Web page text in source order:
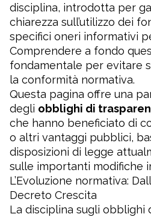
disciplina, introdotta per
chiarezza sull’utilizzo dei
specifici oneri informativi
Comprendere a fondo
fondamentale per evitare
la conformità normativa.
Questa pagina offre una
degli obblighi di
che hanno beneficiato di
o altri vantaggi pubblici,
disposizioni di legge
sulle importanti modifiche
L’Evoluzione normativa:
Decreto Crescita
La disciplina sugli obblighi